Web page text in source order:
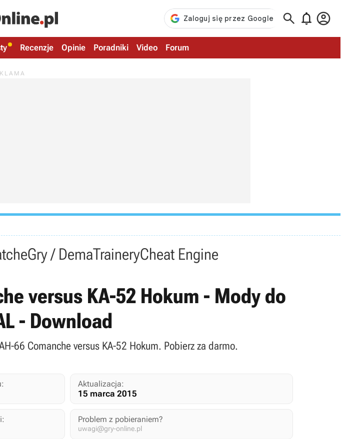
  
Recenzje Opinie Poradniki Video Forum
Gry / DemaTraineryCheat Engine
versus KA-52 Hokum - Mody do
- Download
66 Comanche versus KA-52 Hokum. Pobierz za darmo.
Aktualizacja:
15 marca 2015
Problem z pobieraniem?
uwagi@gry-online.pl